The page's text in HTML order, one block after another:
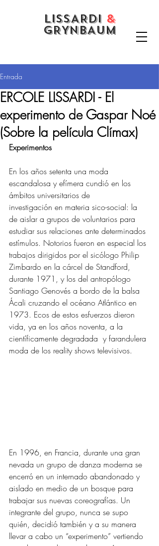
LISSARDI &
GRYNBAUM
Entrada
ERCOLE LISSARDI - El
experimento de Gaspar Noé
(Sobre la película Clímax)
Experimentos
En los años setenta una moda
escandalosa y efímera cundió en los
ámbitos universitarios de
investigación en materia sico-social: la
de aislar a grupos de voluntarios para
estudiar sus relaciones ante determinados
estímulos. Notorios fueron en especial los
trabajos dirigidos por el sicólogo Philip
Zimbardo en la cárcel de Standford,
durante 1971, y los del antropólogo
Santiago Genovés a bordo de la balsa
Ácali cruzando el océano Atlántico en
1973. Ecos de estos esfuerzos dieron
vida, ya en los años noventa, a la
científicamente degradada  y farandulera
moda de los reality shows televisivos.
En 1996, en Francia, durante una gran
nevada un grupo de danza moderna se
encerró en un internado abandonado y
aislado en medio de un bosque para
trabajar sus nuevas coreografías. Un
integrante del grupo, nunca se supo
quién, decidió también y a su manera
llevar a cabo un “experimento” vertiendo